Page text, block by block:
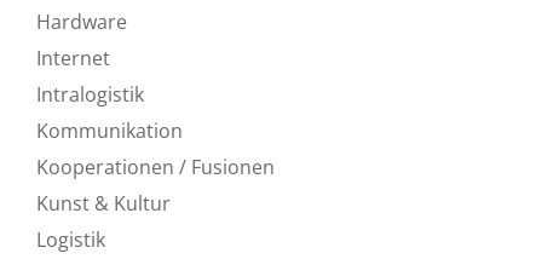
Hardware
Internet
Intralogistik
Kommunikation
Kooperationen / Fusionen
Kunst & Kultur
Logistik